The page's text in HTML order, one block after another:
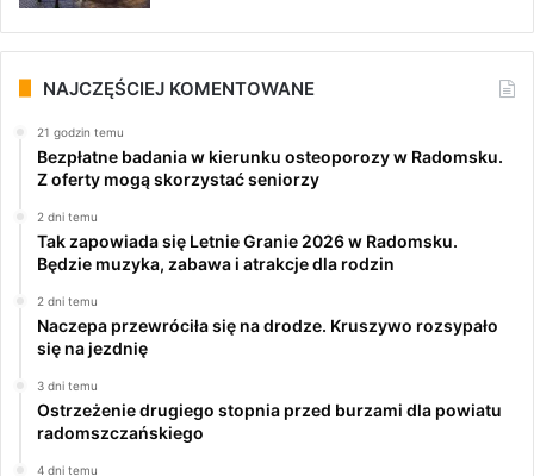
NAJCZĘŚCIEJ KOMENTOWANE
21 godzin temu
Bezpłatne badania w kierunku osteoporozy w Radomsku.
Z oferty mogą skorzystać seniorzy
2 dni temu
Tak zapowiada się Letnie Granie 2026 w Radomsku.
Będzie muzyka, zabawa i atrakcje dla rodzin
2 dni temu
Naczepa przewróciła się na drodze. Kruszywo rozsypało
się na jezdnię
3 dni temu
Ostrzeżenie drugiego stopnia przed burzami dla powiatu
radomszczańskiego
4 dni temu